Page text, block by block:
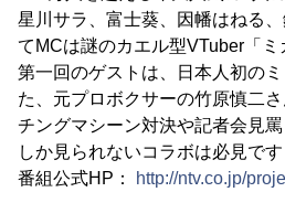
星川サラ、富士葵、因幡はねる
てMCは謎のカエル型VTuber「ミ
第一回のゲストは、日本人初の
た、元プロボクサーの竹原慎二
チングマシーン対決や記者会見
しか見られないコラボは必見です
番組公式HP：
http://ntv.co.jp/